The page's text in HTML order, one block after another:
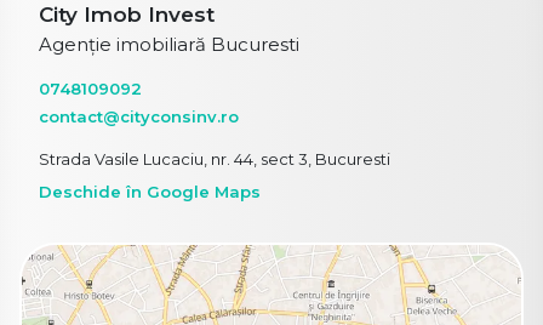
City Imob Invest
Agenție imobiliară Bucuresti
0748109092
contact@cityconsinv.ro
Strada Vasile Lucaciu, nr. 44, sect 3, Bucuresti
Deschide în Google Maps